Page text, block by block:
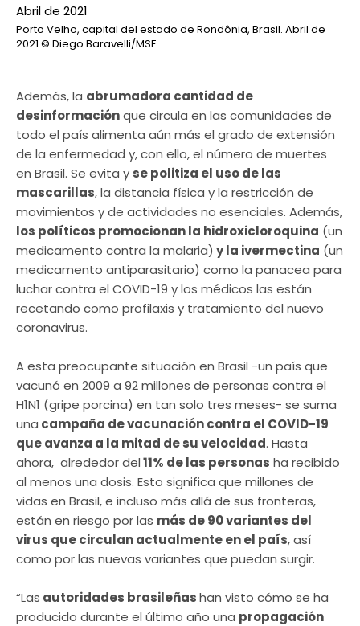
Porto Velho, capital del estado de Rondônia, Brasil. Abril de
2021 © Diego Baravelli/MSF
Además, la abrumadora cantidad de
desinformaciónque circula en las comunidades de
todo el país alimenta aún más el grado de extensión
de la enfermedad y, con ello, el número de muertes
en Brasil. Se evita y se politiza el uso de las
mascarillas, la distancia física y la restricción de
movimientos y de actividades no esenciales. Además,
los políticos promocionan la hidroxicloroquina (un
medicamento contra la malaria) y la ivermectina (un
medicamento antiparasitario) como la panacea para
luchar contra el COVID-19 y los médicos las están
recetando como profilaxis y tratamiento del nuevo
coronavirus.
A esta preocupante situación en Brasil -un país que
vacunó en 2009 a 92 millones de personas contra el
H1N1 (gripe porcina) en tan solo tres meses- se suma
una campaña de vacunación contra el COVID-19
que avanza a la mitad de su velocidad. Hasta
ahora, alrededor del11% de las personas ha recibido
al menos una dosis. Esto significa que millones de
vidas en Brasil, e incluso más allá de sus fronteras,
están en riesgo por las más de 90 variantes del
virus que circulan actualmente en el país, así
como por las nuevas variantes que puedan surgir.
“Las autoridades brasileñashan visto cómo se ha
producido durante el último año una propagación